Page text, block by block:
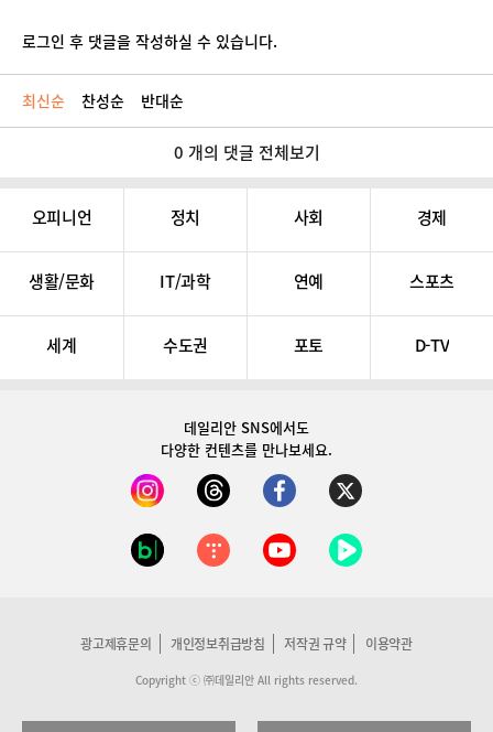
로그인 후 댓글을 작성하실 수 있습니다.
최신순 찬성순 반대순
0 개의 댓글 전체보기
오피니언 정치 사회 경제
생활/문화 IT/과학 연예 스포츠
세계 수도권 포토 D-TV
데일리안 SNS에서도
다양한 컨텐츠를 만나보세요.
광고제휴문의 개인정보취급방침 저작권 규약 이용약관
Copyright ⓒ ㈜데일리안 All rights reserved.